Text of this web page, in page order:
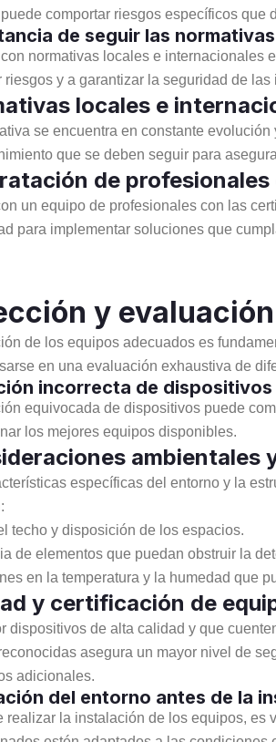
comportar riesgos específicos que
de seguir las
normativas locales e internacionales
riesgos y a garantizar la seguridad de las
locales e
se encuentra en constante
que se deben seguir para
de
un equipo de profesionales con las
para implementar soluciones que
y
de los equipos adecuados es
en una evaluación exhaustiva de
incorrecta de dispositivos
equivocada de dispositivos puede
los mejores equipos disponibles.
ambientales
específicas del entorno y la
techo y disposición de los espacios.
de elementos que puedan obstruir la
en la temperatura y la humedad que
y certificación de
dispositivos de alta calidad y que
asegura un mayor nivel de
adicionales.
del entorno antes de la
realizar la instalación de los equipos, es